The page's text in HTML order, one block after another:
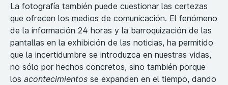
La fotografía también puede cuestionar las certezas
que ofrecen los medios de comunicación. El fenómeno
de la información 24 horas y la barroquización de las
pantallas en la exhibición de las noticias, ha permitido
que la incertidumbre se introduzca en nuestras vidas,
no sólo por hechos concretos, sino también porque
los acontecimientos se expanden en el tiempo, dando